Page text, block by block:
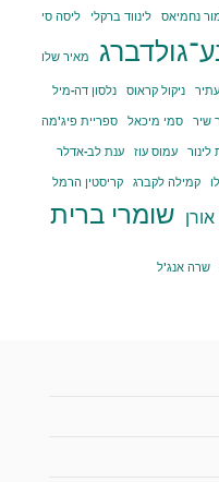
נחמיאס לינווד ברקלי ליסה סי
מאיר שלו
ניקול קראוס נלסון דה-מיל
שיר סמי מיכאל
ספריית פיג'מה
לינור עמוס עוז
ענת לב-אדלר
קמילה לקברג קריסטין הרמל
שומרי ברית
שרה אנג'ל